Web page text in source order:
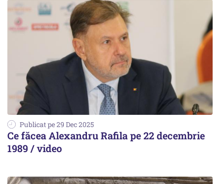
Publicat pe 29 Dec 2025
Ce făcea Alexandru Rafila pe 22 decembrie
1989 / video